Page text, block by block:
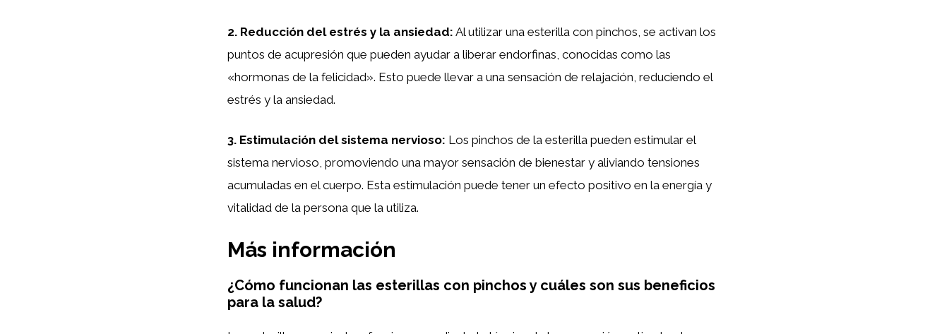
2. Reducción del estrés y la ansiedad: Al utilizar una esterilla con pinchos, se activan los
puntos de acupresión que pueden ayudar a liberar endorfinas, conocidas como las
«hormonas de la felicidad». Esto puede llevar a una sensación de relajación, reduciendo el
estrés y la ansiedad.
3. Estimulación del sistema nervioso: Los pinchos de la esterilla pueden estimular el
sistema nervioso, promoviendo una mayor sensación de bienestar y aliviando tensiones
acumuladas en el cuerpo. Esta estimulación puede tener un efecto positivo en la energía y
vitalidad de la persona que la utiliza.
Más información
¿Cómo funcionan las esterillas con pinchos y cuáles son sus beneficios
para la salud?